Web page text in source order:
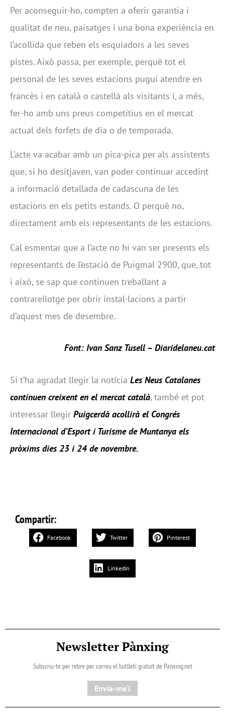
Per aconseguir-ho, compten a oferir garantia i
qualitat de neu, paisatges i una bona experiència en
l’acollida que reben els esquiadors a les seves
pistes. Això passa, per exemple, perquè tot el
personal de les seves estacions pugui atendre en
francès i en català o castellà als visitants i, a més,
fer-ho amb uns preus competitius en el mercat
actual dels forfets de dia o de temporada.
L’acte va acabar amb un pica-pica per als assistents
que, si ho desitjaven, van poder continuar accedint
a informació detallada de cadascuna de les
estacions en els petits estands. O perquè no,
directament amb els representants de les estacions.
Cal esmentar que a l’acte no hi van ser presents els
representants de l’estació de Puigmal 2900, que, tot
i això, se sap que continuen treballant a
contrarellotge per obrir instal·lacions a partir
d’aquest mes de desembre.
Font: Ivan Sanz Tusell – Diaridelaneu.cat
Si t’ha agradat llegir la notícia Les Neus Catalanes
continuen creixent en el mercat català, també et pot
interessar llegir Puigcerdà acollirà el Congrés
Internacional d’Esport i Turisme de Muntanya els
pròxims dies 23 i 24 de novembre.
Compartir:
Facebook Twitter Pinterest
LinkedIn
Newsletter Pànxing
Subscriu-te per rebre per correu el butlletí gratuït de Pànxing.net​
Envia-me'l